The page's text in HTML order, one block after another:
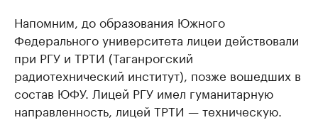
Напомним, до образования Южного
Федерального университета лицеи действовали
при РГУ и ТРТИ (Таганрогский
радиотехнический институт), позже вошедших в
состав ЮФУ. Лицей РГУ имел гуманитарную
направленность, лицей ТРТИ — техническую.